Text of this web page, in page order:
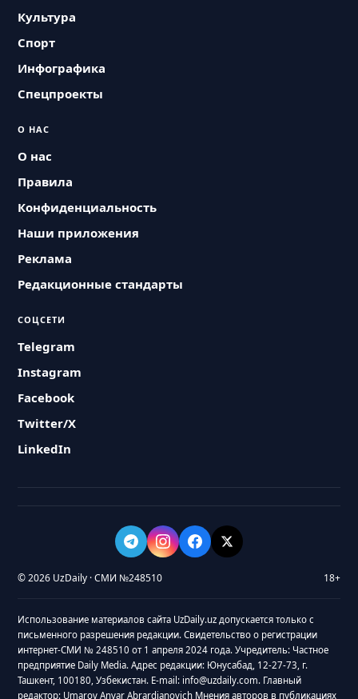
Культура
Спорт
Инфографика
Спецпроекты
О НАС
О нас
Правила
Конфиденциальность
Наши приложения
Реклама
Редакционные стандарты
СОЦСЕТИ
Telegram
Instagram
Facebook
Twitter/X
LinkedIn
© 2026 UzDaily · СМИ №248510 18+
Использование материалов сайта UzDaily.uz допускается только с
письменного разрешения редакции. Свидетельство о регистрации
интернет-СМИ № 248510 от 1 апреля 2024 года. Учредитель: Частное
предприятие Daily Media. Адрес редакции: Юнусабад, 12-27-73, г.
Ташкент, 100180, Узбекистан. E-mail: info@uzdaily.com. Главный
редактор: Umarov Anvar Abrardjanovich Мнения авторов в публикациях